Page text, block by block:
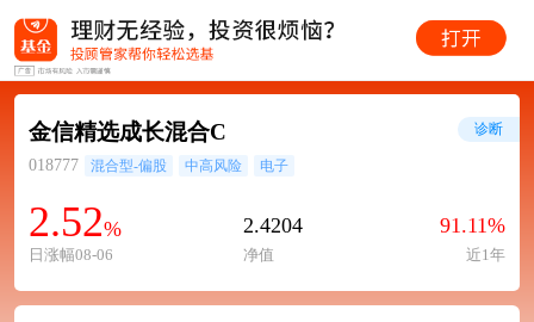
金信精选成长混合C
018777 混合型-偏股 中高风险 电子
2.52%
日涨幅08-06
2.4204
净值
91.11%
近1年
诊断